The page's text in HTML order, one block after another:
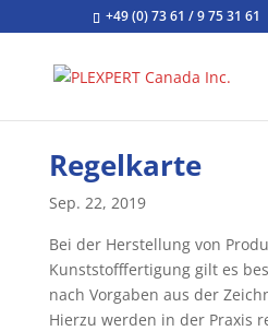
+49 (0) 73 61 / 9 75 31 61
Regelkarte
Sep. 22, 2019
Bei der Herstellung von
Kunststofffertigung gilt es
nach Vorgaben aus der
Hierzu werden in der Praxis